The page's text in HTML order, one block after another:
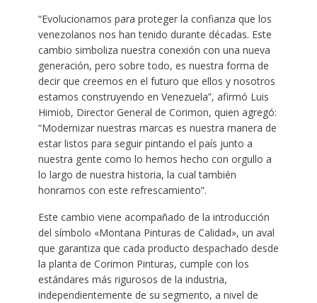
“Evolucionamos para proteger la confianza que los
venezolanos nos han tenido durante décadas. Este
cambio simboliza nuestra conexión con una nueva
generación, pero sobre todo, es nuestra forma de
decir que creemos en el futuro que ellos y nosotros
estamos construyendo en Venezuela”, afirmó Luis
Himiob, Director General de Corimon, quien agregó:
“Modernizar nuestras marcas es nuestra manera de
estar listos para seguir pintando el país junto a
nuestra gente como lo hemos hecho con orgullo a
lo largo de nuestra historia, la cual también
honramos con este refrescamiento”.
Este cambio viene acompañado de la introducción
del símbolo «Montana Pinturas de Calidad», un aval
que garantiza que cada producto despachado desde
la planta de Corimon Pinturas, cumple con los
estándares más rigurosos de la industria,
independientemente de su segmento, a nivel de